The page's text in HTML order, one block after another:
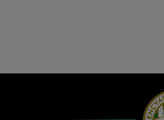
Hírek